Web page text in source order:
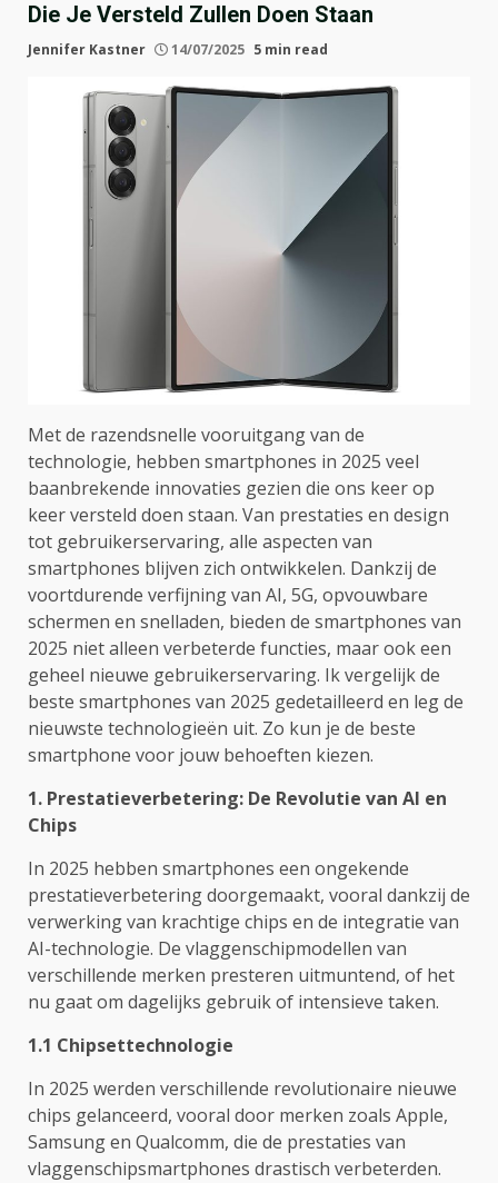
Die Je Versteld Zullen Doen Staan
Jennifer Kastner 14/07/2025 5 min read
Met de razendsnelle vooruitgang van de
technologie, hebben smartphones in 2025 veel
baanbrekende innovaties gezien die ons keer op
keer versteld doen staan. Van prestaties en design
tot gebruikerservaring, alle aspecten van
smartphones blijven zich ontwikkelen. Dankzij de
voortdurende verfijning van AI, 5G, opvouwbare
schermen en snelladen, bieden de smartphones van
2025 niet alleen verbeterde functies, maar ook een
geheel nieuwe gebruikerservaring. Ik vergelijk de
beste smartphones van 2025 gedetailleerd en leg de
nieuwste technologieën uit. Zo kun je de beste
smartphone voor jouw behoeften kiezen.
1. Prestatieverbetering: De Revolutie van AI en
Chips
In 2025 hebben smartphones een ongekende
prestatieverbetering doorgemaakt, vooral dankzij de
verwerking van krachtige chips en de integratie van
AI-technologie. De vlaggenschipmodellen van
verschillende merken presteren uitmuntend, of het
nu gaat om dagelijks gebruik of intensieve taken.
1.1 Chipsettechnologie
In 2025 werden verschillende revolutionaire nieuwe
chips gelanceerd, vooral door merken zoals Apple,
Samsung en Qualcomm, die de prestaties van
vlaggenschipsmartphones drastisch verbeterden.